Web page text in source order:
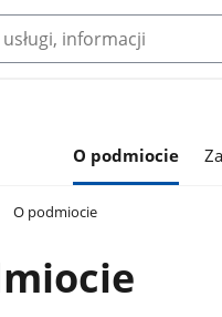
O podmiocie
O podmiocie